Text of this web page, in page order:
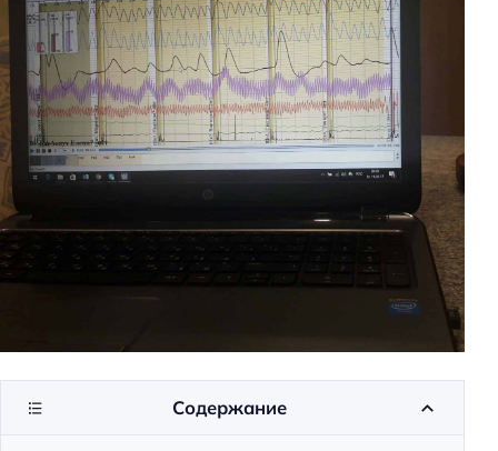
Содержание